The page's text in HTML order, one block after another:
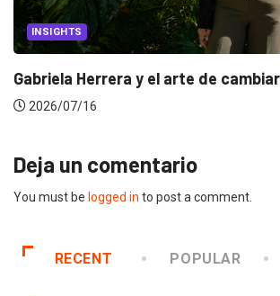
INSIGHTS
Gabriela Herrera y el arte de
2026/07/16
Deja un comentario
You must be logged in to post a comment.
RECENT POPULAR